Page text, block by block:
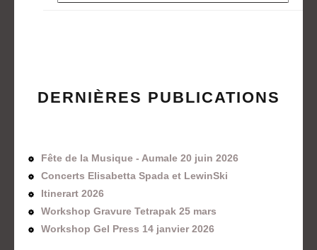
DERNIÈRES PUBLICATIONS
Fête de la Musique - Aumale 20 juin 2026
Concerts Elisabetta Spada et LewinSki
Itinerart 2026
Workshop Gravure Tetrapak 25 mars
Workshop Gel Press 14 janvier 2026